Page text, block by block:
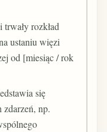
rozkład
ustaniu więzi
od [miesiąc / rok
się
np.